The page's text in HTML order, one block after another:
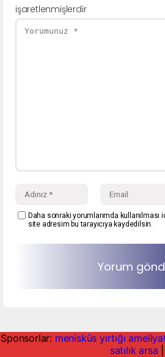
işaretlenmişlerdir
Daha sonraki yorumlarımda kullanılması
site adresim bu tarayıcıya kaydedilsin.
Sponsorlar: menisküs yırtığı
satılık arsa